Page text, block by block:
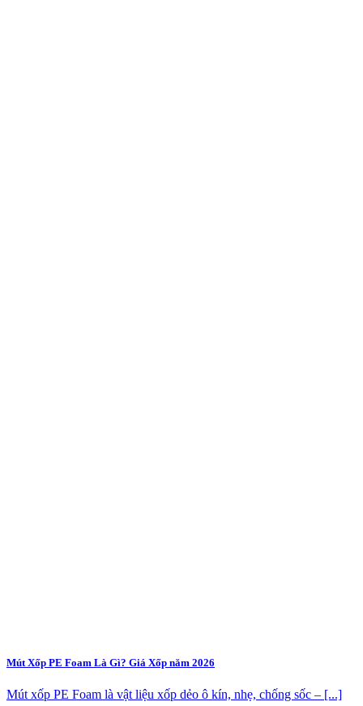
Mút Xốp PE Foam Là Gì? Giá Xốp năm 2026
Mút xốp PE Foam là vật liệu xốp dẻo ô kín, nhẹ, chống sốc – [...]